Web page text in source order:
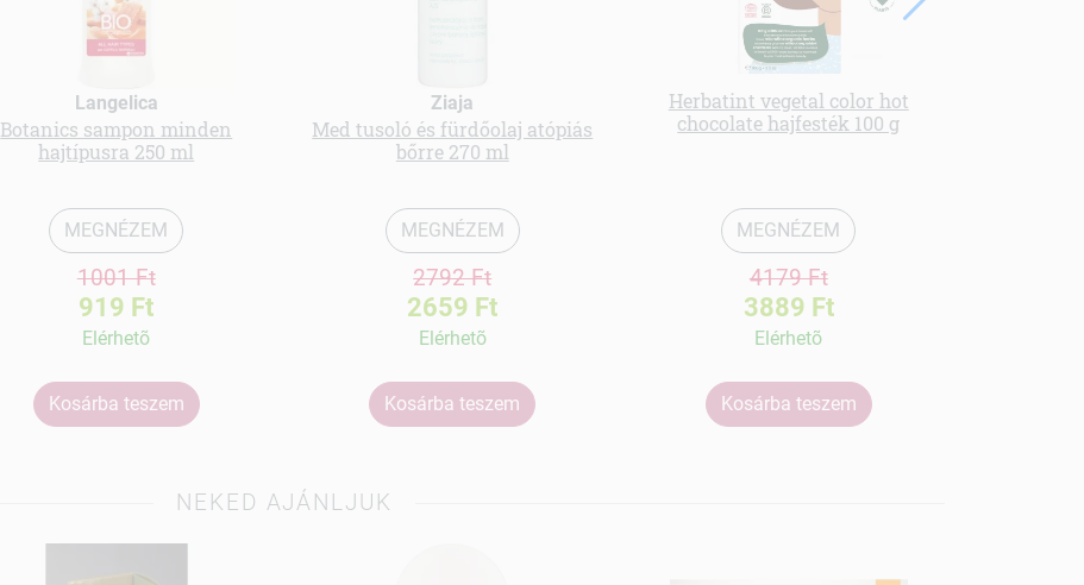
Langelica
Botanics sampon minden
hajtípusra 250 ml
MEGNÉZEM
1001 Ft
919 Ft
Elérhetõ
Kosárba teszem
Ziaja
Med tusoló és fürdőolaj atópiás
bőrre 270 ml
MEGNÉZEM
2792 Ft
2659 Ft
Elérhetõ
Kosárba teszem
Herbatint vegetal color hot
chocolate hajfesték 100 g
MEGNÉZEM
4179 Ft
3889 Ft
Elérhetõ
Kosárba teszem
NEKED AJÁNLJUK